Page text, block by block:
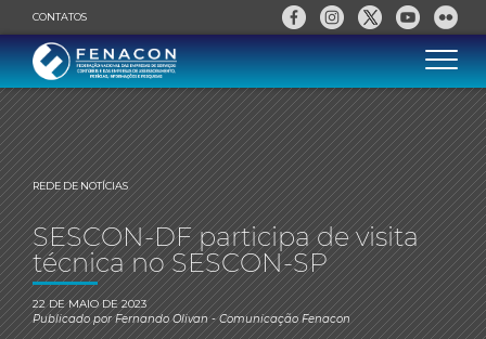
CONTATOS
REDE DE NOTÍCIAS
SESCON-DF participa de visita
técnica no SESCON-SP
22 DE MAIO DE 2023
Publicado porFernando Olivan- Comunicação Fenacon